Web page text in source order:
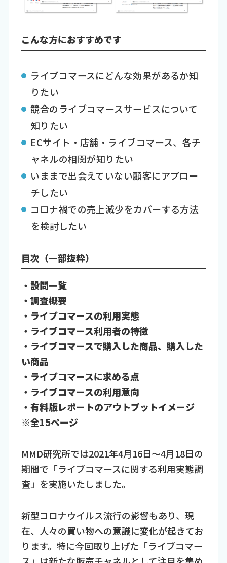
こんな方におすすめです
ライブコマースにどんな効果があるか知
りたい
競合のライブコマースサービスについて
知りたい
ECサイト・店舗・ライブコマース、各チ
ャネルの相関が知りたい
いままで出会えていない顧客にアプロー
チしたい
コロナ禍での売上減少をカバーする方法
を検討したい
目次（一部抜粋）
・設問一覧
・調査概要
・ライブコマースの利用実態
・ライブコマース利用者の特徴
・ライブコマースで購入した商品、購入した
い商品
・ライブコマースに求める点
・ライブコマースの利用意向
・有料版レポートのアウトプットイメージ
※全15ページ
MMD研究所では2021年4月16日～4月18日の
期間で「ライブコマースに関する利用実態調
査」を実施いたしました。
新型コロナウイルス流行の影響もあり、現
在、人々の買い物への意識に変化が起きてお
ります。特に今回取り上げた「ライブコマー